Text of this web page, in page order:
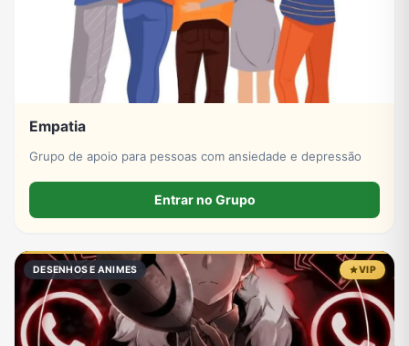
Empatia
Grupo de apoio para pessoas com ansiedade e depressão
Entrar no Grupo
DESENHOS E ANIMES VIP